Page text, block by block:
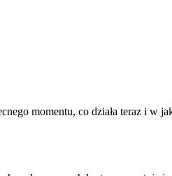
momentu, co działa teraz i w